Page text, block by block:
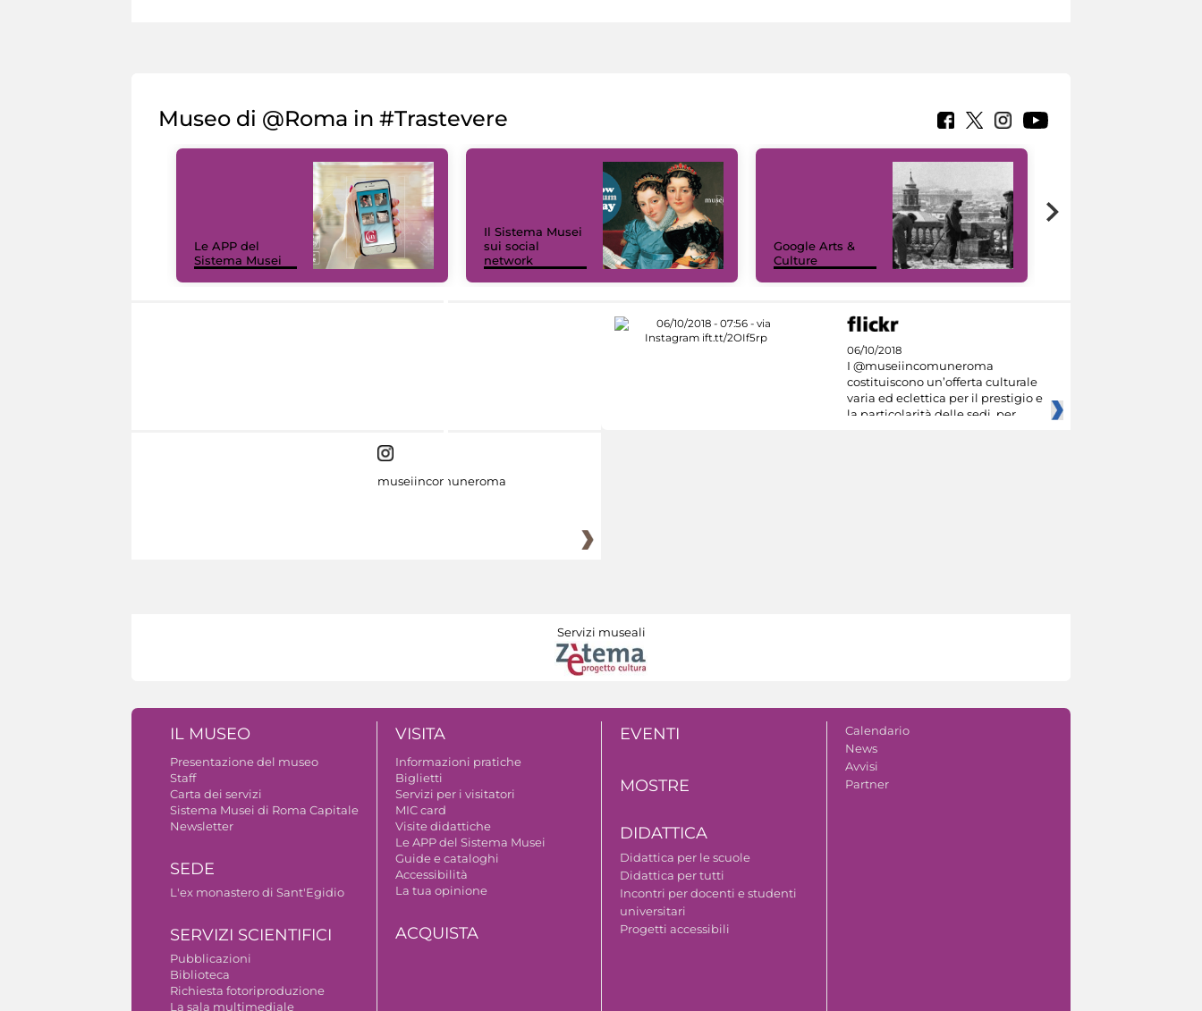
Museo di @Roma in #Trastevere
Le APP del
Sistema Musei
Il Sistema Musei
sui social
network
Google Arts &
Culture
06/10/2018
I @museiincomuneroma
costituiscono un’offerta culturale
varia ed eclettica per il prestigio e
la particolarità delle sedi, per
museiincomuneroma
Servizi museali
IL MUSEO
Presentazione del museo
Staff
Carta dei servizi
Sistema Musei di Roma Capitale
Newsletter
SEDE
L'ex monastero di Sant'Egidio
SERVIZI SCIENTIFICI
Pubblicazioni
Biblioteca
Richiesta fotoriproduzione
La sala multimediale
VISITA
Informazioni pratiche
Biglietti
Servizi per i visitatori
MIC card
Visite didattiche
Le APP del Sistema Musei
Guide e cataloghi
Accessibilità
La tua opinione
ACQUISTA
EVENTI
MOSTRE
DIDATTICA
Didattica per le scuole
Didattica per tutti
Incontri per docenti e studenti
universitari
Progetti accessibili
Calendario
News
Avvisi
Partner